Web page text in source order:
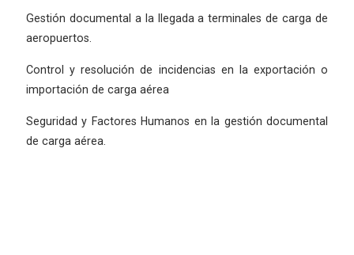
Gestión documental a la llegada a terminales de carga de
aeropuertos.
Control y resolución de incidencias en la exportación o
importación de carga aérea
Seguridad y Factores Humanos en la gestión documental
de carga aérea.